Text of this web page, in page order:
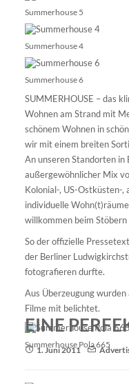
Summerhouse 5
Summerhouse 4
Summerhouse 6
SUMMERHOUSE – das
Wohnen am Strand mit
schönem Wohnen in
wir mit einem breiten
An unseren Standorten in
außergewöhnlicher Mix
Kolonial-, US-Ostküsten-,
individuelle
willkommen beim
So der offizielle
der Berliner
fotografieren durfte.
Aus Überzeugung
Filme mit belichtet.
Summerhouse Pola 665
EINE
1. Juni 2011